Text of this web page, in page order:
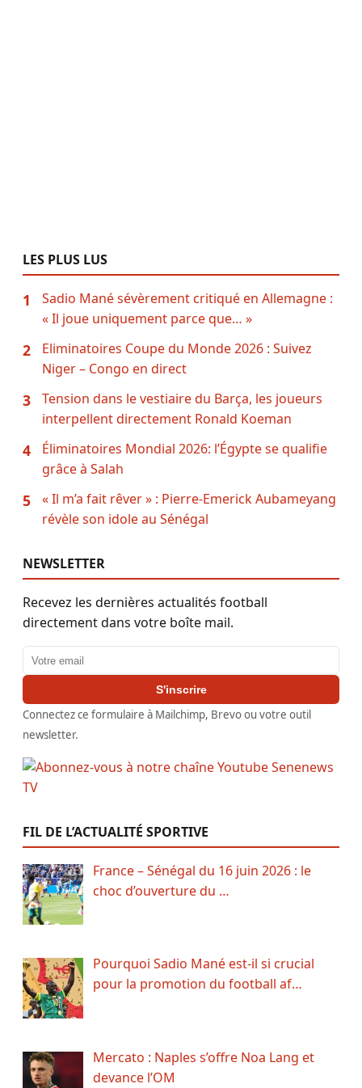
LES PLUS LUS
1
Sadio Mané sévèrement critiqué en Allemagne :
« Il joue uniquement parce que… »
2
Eliminatoires Coupe du Monde 2026 : Suivez
Niger – Congo en direct
3
Tension dans le vestiaire du Barça, les joueurs
interpellent directement Ronald Koeman
4
Éliminatoires Mondial 2026: l’Égypte se qualifie
grâce à Salah
5
« Il m’a fait rêver » : Pierre-Emerick Aubameyang
révèle son idole au Sénégal
NEWSLETTER
Recevez les dernières actualités football
directement dans votre boîte mail.
Adresse email
S'inscrire
Connectez ce formulaire à Mailchimp, Brevo ou votre outil
newsletter.
FIL DE L’ACTUALITÉ SPORTIVE
France – Sénégal du 16 juin 2026 : le
choc d’ouverture du …
Pourquoi Sadio Mané est-il si crucial
pour la promotion du football af…
Mercato : Naples s’offre Noa Lang et
devance l’OM